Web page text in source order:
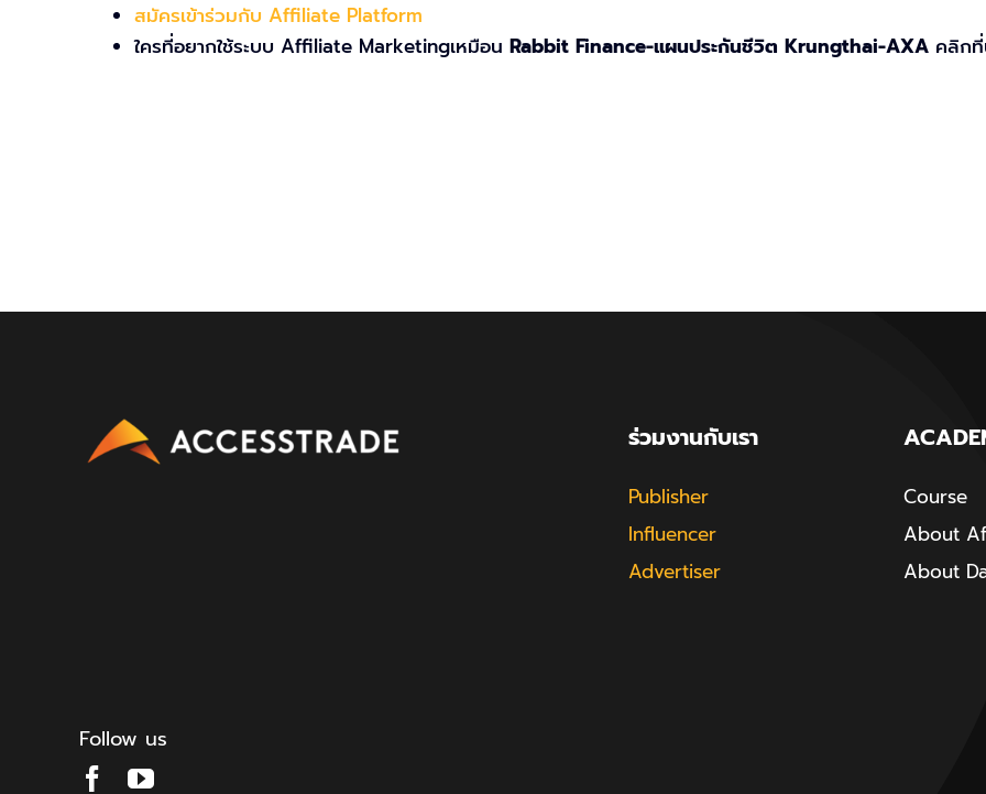
สมัครเข้าร่วมกับ Affiliate Platform
ใครที่อยากใช้ระบบ Affiliate Marketingเหมือน Rabbit Finance-แผนประกันชีวิต Krungthai-AXA คลิก
Follow us
ร่วมงานกับเรา
Publisher
Influencer
Advertiser
Course
About
About